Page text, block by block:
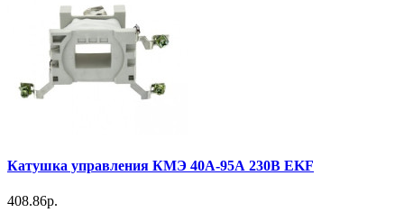
Катушка управления КМЭ 40А-95А 230В EKF
408.86р.